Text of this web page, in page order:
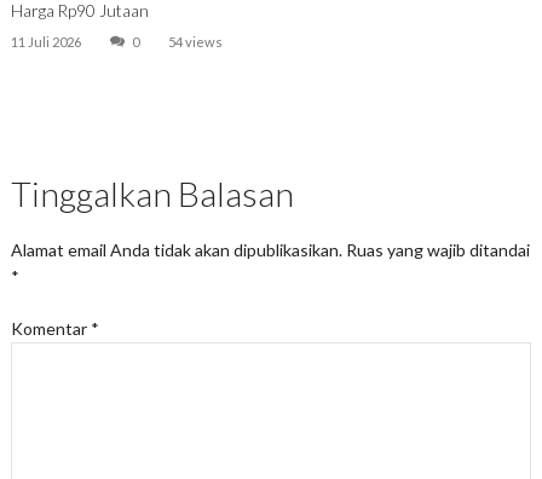
Harga Rp90 Jutaan
11 Juli 2026 0 54 views
Tinggalkan Balasan
Alamat email Anda tidak akan dipublikasikan. Ruas yang wajib ditandai
*
Komentar *